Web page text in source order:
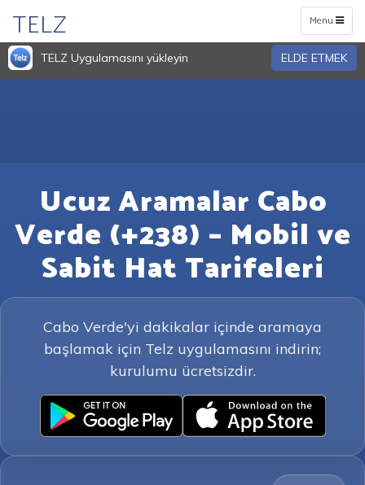
Toggle
navigation
Menu
TELZ
TELZ Uygulamasını yükleyin ELDE ETMEK
Ucuz Aramalar Cabo
Verde (+238) – Mobil ve
Sabit Hat Tarifeleri
Cabo Verde'yi dakikalar içinde aramaya
başlamak için Telz uygulamasını indirin;
kurulumu ücretsizdir.